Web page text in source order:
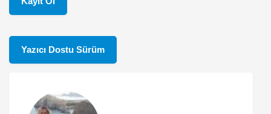
Yazıcı Dostu Sürüm